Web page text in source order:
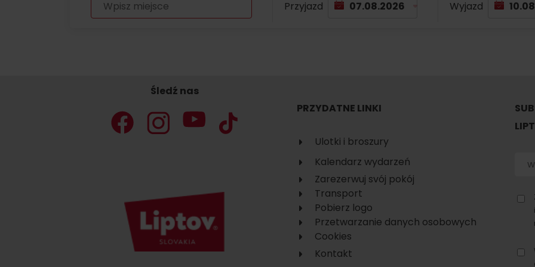
No data found for this source.
Ski&AquaBus
Transport lotniczy
Usługi taksówkowe
No data found for this source.
No data found for this source. No data found for this source.
Przyjazd Wyjazd
Śledź nas
PRZYDATNE LINKI
Ulotki i broszury
Kalendarz wydarzeń
Zarezerwuj svój pokój
Transport
Pobierz logo
Przetwarzanie danych osobowych
Cookies
Kontakt